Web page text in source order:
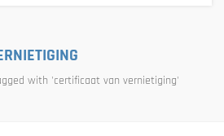
with 'certificaat van vernietiging'